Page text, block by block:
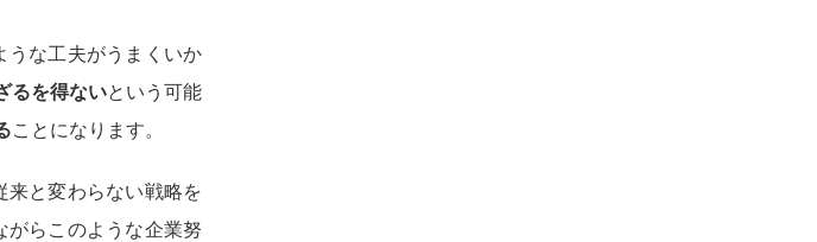
うな工夫がうまくいか
るを得ないという可能
ことになります。
来と変わらない戦略を
がらこのような企業努